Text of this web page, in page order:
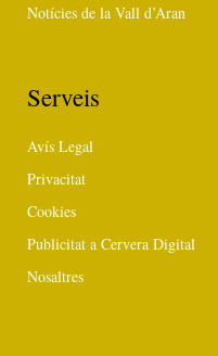
Notícies de la Vall d’Aran
Serveis
Avís Legal
Privacitat
Cookies
Publicitat a Cervera Digital
Nosaltres